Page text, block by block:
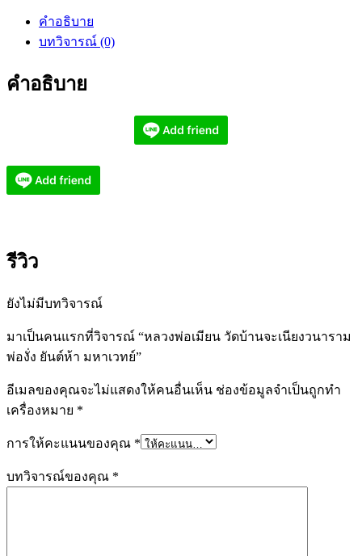
คำอธิบาย
บทวิจารณ์ (0)
คำอธิบาย
รีวิว
ยังไม่มีบทวิจารณ์
มาเป็นคนแรกที่วิจารณ์ “หลวงพ่อเมียน วัดบ้านจะเนียงวนาราม
พ่องั่ง ยันต์ห้า มหาเวทย์”
อีเมลของคุณจะไม่แสดงให้คนอื่นเห็น ช่องข้อมูลจำเป็นถูกทำ
เครื่องหมาย *
การให้คะแนนของคุณ *
บทวิจารณ์ของคุณ *